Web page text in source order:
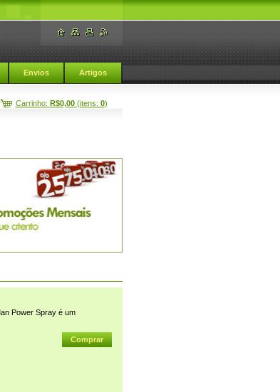
Envios Artigos
Carrinho: R$0,00(itens: 0)
Power Spray é um